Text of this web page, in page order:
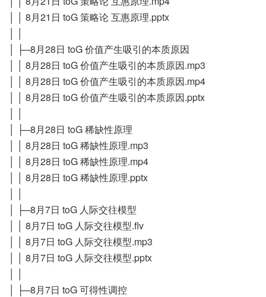
│ │ 8月21日 toG 策略论 互惠原理.pptx
│ ├─8月28日 toG 价值产生吸引的本质原因
│ │ 8月28日 toG 价值产生吸引的本质原因.mp3
│ │ 8月28日 toG 价值产生吸引的本质原因.mp4
│ │ 8月28日 toG 价值产生吸引的本质原因.pptx
│ ├─8月28日 toG 稀缺性原理
│ │ 8月28日 toG 稀缺性原理.mp3
│ │ 8月28日 toG 稀缺性原理.mp4
│ │ 8月28日 toG 稀缺性原理.pptx
│ ├─8月7日 toG 人际交往模型
│ │ 8月7日 toG 人际交往模型.flv
│ │ 8月7日 toG 人际交往模型.mp3
│ │ 8月7日 toG 人际交往模型.pptx
│ ├─8月7日 toG 可得性调控